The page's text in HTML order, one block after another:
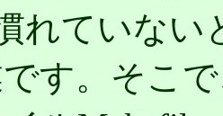
れていな
す。そこ